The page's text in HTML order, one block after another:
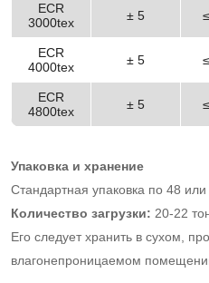
ECR
3000tex
± 5
ECR
4000tex
± 5
ECR
4800tex
± 5
Упаковка и хранение
Стандартная упаковка по 48
Количество загрузки: 20-22
Его следует хранить в сухом,
влагонепроницаемом